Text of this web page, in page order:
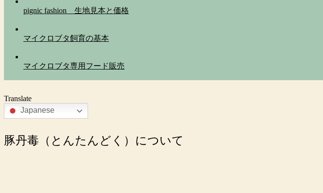
pignic fashion 生地見本と価格
マイクロブタ飼育の基本
マイクロブタ専用フード販売
Translate
Japanese
豚丹毒（とんたんどく）について